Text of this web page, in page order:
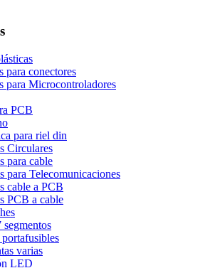
para conectores
para Microcontroladores
PCB
para riel din
Circulares
para cable
para Telecomunicaciones
cable a PCB
PCB a cable
varias
LED